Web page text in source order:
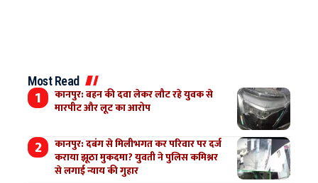
Most Read
कानपुर: बहन की दवा लेकर लौट रहे युवक से
मारपीट और लूट का आरोप
कानपुर: दबंग से मिलीभगत कर परिवार पर दर्ज
कराया झूठा मुकदमा? युवती ने पुलिस कमिश्नर
से लगाई न्याय की गुहार